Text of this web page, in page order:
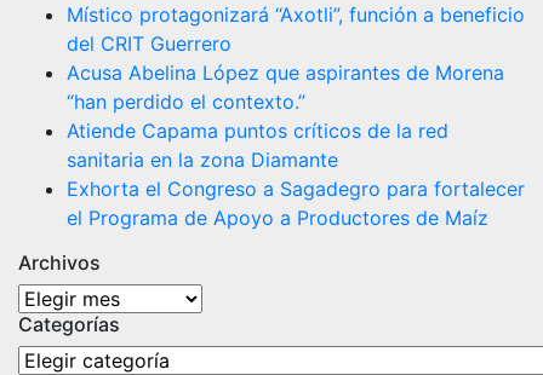
Místico protagonizará “Axotli”, función a beneficio
del CRIT Guerrero
Acusa Abelina López que aspirantes de Morena
“han perdido el contexto.”
Atiende Capama puntos críticos de la red
sanitaria en la zona Diamante
Exhorta el Congreso a Sagadegro para fortalecer
el Programa de Apoyo a Productores de Maíz
Archivos
Archivos
Categorías
Categorías